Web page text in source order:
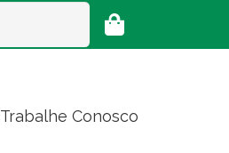
Trabalhe Conosco